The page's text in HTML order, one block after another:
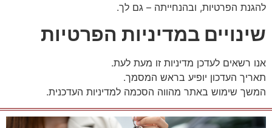
להגנת הפרטיות, ובהנחייתה – גם לך.
שינויים במדיניות הפרטיות
אנו רשאים לעדכן מדיניות זו מעת לעת.
תאריך העדכון יופיע בראש המסמך.
המשך שימוש באתר מהווה הסכמה למדיניות העדכנית.